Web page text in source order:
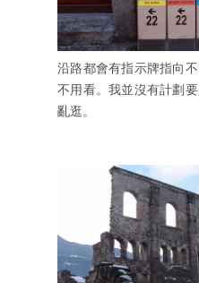
沿路都會有指示牌指向
不用看。我並沒有計劃
亂逛。